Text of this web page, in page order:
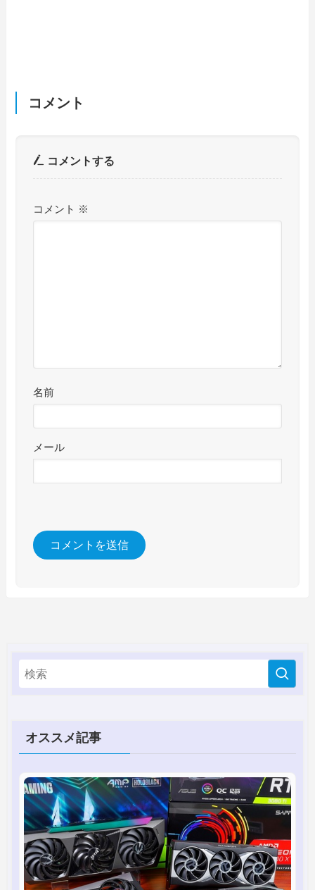
コメント
コメントする
コメント ※
名前
メール
オススメ記事